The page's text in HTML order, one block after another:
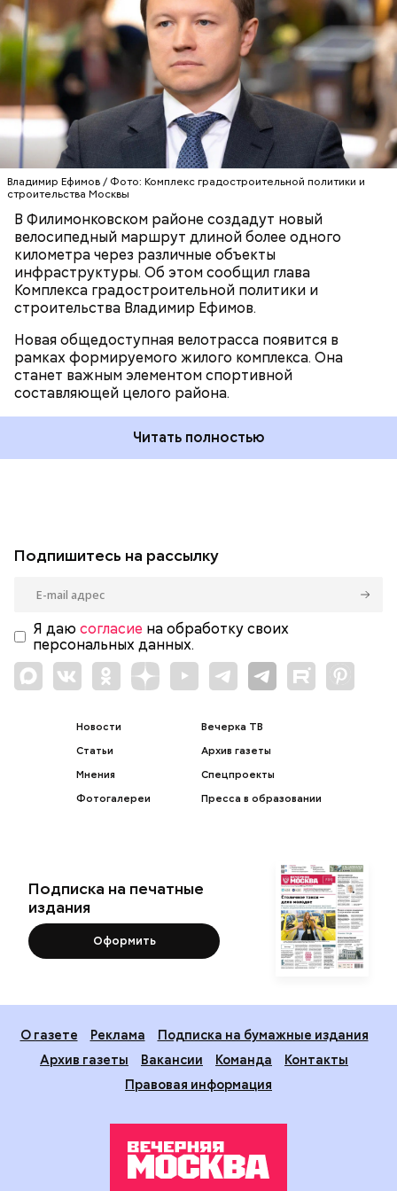
Владимир Ефимов / Фото: Комплекс градостроительной политики и
строительства Москвы
В Филимонковском районе создадут новый
велосипедный маршрут длиной более одного
километра через различные объекты
инфраструктуры. Об этом сообщил глава
Комплекса градостроительной политики и
строительства Владимир Ефимов.
Новая общедоступная велотрасса появится в
рамках формируемого жилого комплекса. Она
станет важным элементом спортивной
составляющей целого района.
— Вокруг современного жилого квартала в
Филимонковском районе появится новая
закольцованная велодорожка протяженностью
более одного километра и шириной 2,5 метра. Она
свяжет улицы Никитина, Лаптева и Москвитина и
органично впишется в существующий ландшафт.
Велосипедная дорожка объединит дворы с
объектами инфраструктуры, пройдя в том числе
вокруг строящегося детского сада для 350
воспитанников. Кроме того, она будет идти
параллельно уже готовому разноуровневому
пешеходному маршруту, частью которого является
деревянный мост, — отметил Владимир Ефимов,
чьи слова приводит пресс-служба
Градостроительного комплекса.
Читать полностью
СТРОИТЕЛЬСТВО
ВЛАДИМИР ЕФИМОВ
МОСКВА
Подпишитесь на рассылку
Я даю согласие на обработку своих
персональных данных.
Новости
Статьи
Мнения
Фотогалереи
Вечерка ТВ
Архив газеты
Спецпроекты
Пресса в образовании
Подписка на печатные
издания
Оформить
О газете Реклама
Подписка на бумажные издания
Архив газеты
Вакансии Команда
Контакты
Правовая информация